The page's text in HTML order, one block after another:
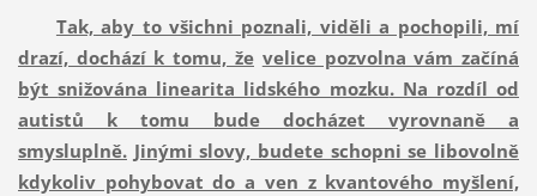
Tak, aby to všichni poznali, viděli a pochopili, mí
drazí, dochází k tomu, že velice pozvolna vám začíná
býtsnižována linearita lidského mozku. Na rozdíl od
autistů k tomu bude docházet vyrovnaně a
smysluplně. Jinými slovy, budete schopni se libovolně
kdykoliv pohybovat do a ven z kvantového myšlení,